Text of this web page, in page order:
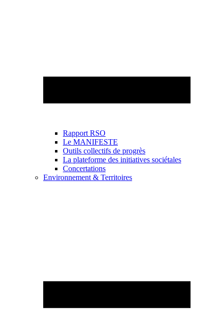
Rapport RSO
Le MANIFESTE
Outils collectifs de progrès
La plateforme des initiatives sociétales
Concertations
Environnement & Territoires